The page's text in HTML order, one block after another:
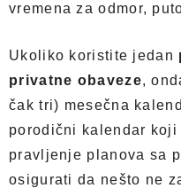
vremena za odmor,
Ukoliko koristite jedan
privatne obaveze,
čak tri) mesečna
porodični kalendar
pravljenje planova sa
osigurati da nešto ne